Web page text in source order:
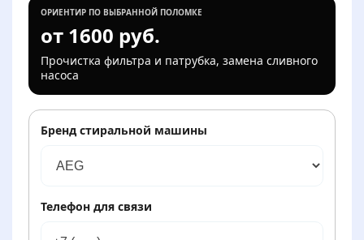
Поиск места протечки, замена
Шумит или сильно
вибрирует
Диагностика подшипника и
амортизаторов, замена
амортизаторов
от 2200 руб.
Показывает ошибку или
Диагностика и ремонт платы
ОРИЕНТИР ПО ВЫБРАННОЙ ПОЛОМКЕ
от 1600 руб.
Прочистка фильтра и патрубка, замена сливного
насоса
Бренд стиральной машины
Телефон для связи